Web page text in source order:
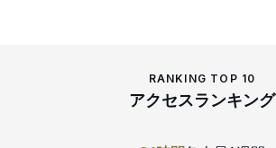
RANKING TOP 10
アクセスランキング